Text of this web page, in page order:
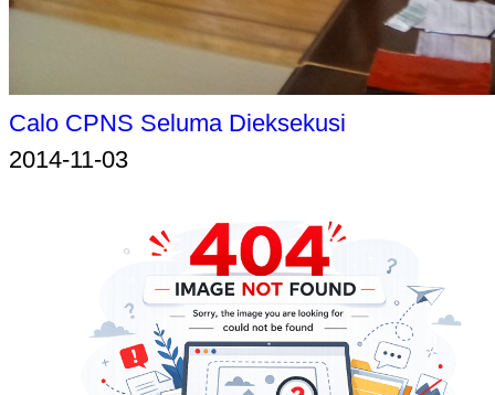
Calo CPNS Seluma Dieksekusi
2014-11-03